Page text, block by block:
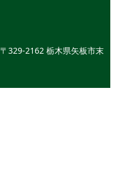
〒329-2162 栃木県矢板市末